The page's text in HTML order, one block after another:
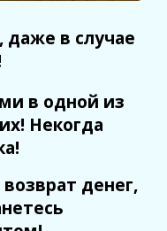
даже в случае
в одной из
Некогда
денег,